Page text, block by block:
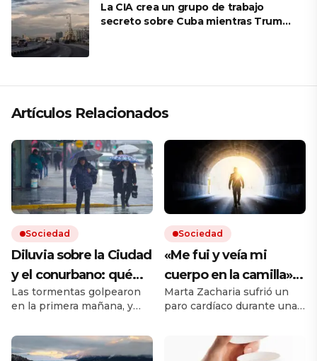
La CIA crea un grupo de trabajo
secreto sobre Cuba mientras Trump
Artículos Relacionados
Sociedad
Diluvia sobre la Ciudad
y el conurbano: qué
dice el pronóstico para
las próximas horas
Las tormentas golpearon
en la primera mañana, y
jueves. Hay cortes de luz
en el AMBA.
Sociedad
«Me fui y veía mi
cuerpo en la camilla»:
vivió un caso similar al
de Víctor Sueiro y la
ciencia tiene una
explicación
Marta Zacharia sufrió un
paro cardíaco durante una
reanimada. Durante esos
segundos, dice que vio